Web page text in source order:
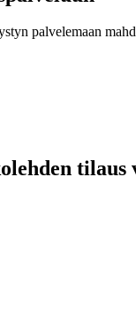
palvelemaan
tilaus